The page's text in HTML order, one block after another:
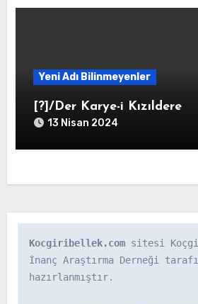
Yeni Adı Bilinmeyenler
[?]/Der Karye-i Kızıldere
13 Nisan 2024
Kocgiribellek.com sitesi
İnanç Araştırma Derneği
hazırlanmıştır.